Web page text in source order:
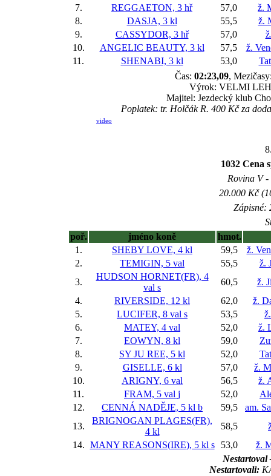
7.
REGGAETON, 3 hř 57,0
ž.
8.
DASJA, 3 kl 55,5
ž.
9.
CASSYDOR, 3 hř 57,0
10.
ANGELIC BEAUTY, 3 kl 57,5
ž.
11.
SHENABI, 3 kl 53,0
Čas: 02:23,09,
Výrok: VELMI
Majitel: Jezdecký klub
Poplatek: tr. Holčák R. 400 Kč za
video
1032 Cena
Rovina V
20.000 Kč
Zápisné:
poř.
jméno koně
hmot.
1.
SHEBY LOVE, 4 kl 59,5
ž.
2.
TEMIGIN, 5 val 55,5
ž.
3.
HUDSON HORNET(FR), 4
val s
60,5
ž.
4.
RIVERSIDE, 12 kl 62,0
ž.
5.
LUCIFER, 8 val s 53,5
6.
MATEY, 4 val 52,0
ž.
7.
EOWYN, 8 kl 59,0
8.
SY JU REE, 5 kl 52,0
9.
GISELLE, 6 kl 57,0
ž.
10.
ARIGNY, 6 val 56,5
ž.
11.
FRAM, 5 val j 52,0
12.
CENNÁ NADĚJE, 5 kl b 59,5
am.
13.
BRIGNOGAN PLAGES(FR),
4 kl
58,5
14. MANY REASONS(IRE), 5 kl s 53,0
ž.
Nestartovali: